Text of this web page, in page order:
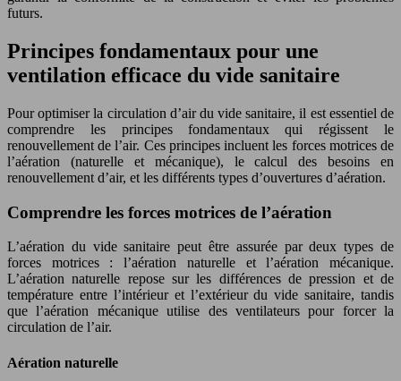
futurs.
Principes fondamentaux pour une
ventilation efficace du vide sanitaire
Pour optimiser la circulation d’air du vide sanitaire, il est essentiel de
comprendre les principes fondamentaux qui régissent le
renouvellement de l’air. Ces principes incluent les forces motrices de
l’aération (naturelle et mécanique), le calcul des besoins en
renouvellement d’air, et les différents types d’ouvertures d’aération.
Comprendre les forces motrices de l’aération
L’aération du vide sanitaire peut être assurée par deux types de
forces motrices : l’aération naturelle et l’aération mécanique.
L’aération naturelle repose sur les différences de pression et de
température entre l’intérieur et l’extérieur du vide sanitaire, tandis
que l’aération mécanique utilise des ventilateurs pour forcer la
circulation de l’air.
Aération naturelle